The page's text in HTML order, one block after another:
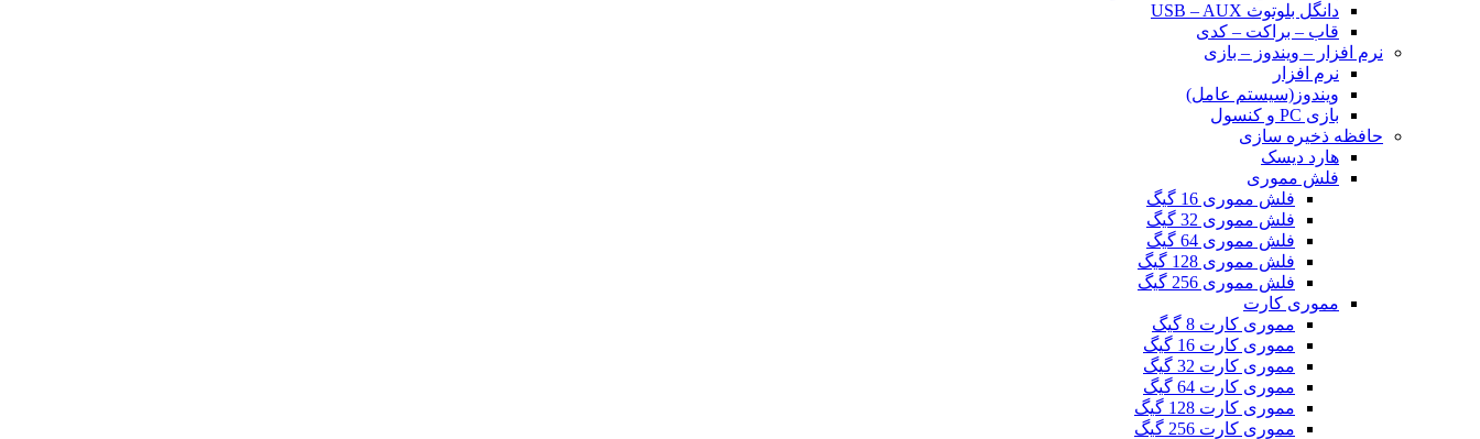
دانگل بلوتوث USB – AUX
قاب – براکت – کدی
نرم افزار – ویندوز – بازی
نرم افزار
ویندوز(سیستم عامل)
بازی PC و کنسول
حافظه ذخیره سازی
هارد دیسک
فلش مموری
فلش مموری 16 گیگ
فلش مموری 32 گیگ
فلش مموری 64 گیگ
فلش مموری 128 گیگ
فلش مموری 256 گیگ
مموری کارت
مموری کارت 8 گیگ
مموری کارت 16 گیگ
مموری کارت 32 گیگ
مموری کارت 64 گیگ
مموری کارت 128 گیگ
مموری کارت 256 گیگ